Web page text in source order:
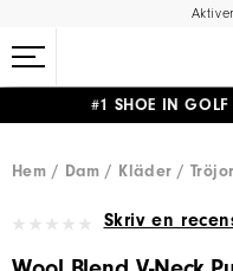
#1 SHOE IN
Hem
Dam Kläder
Skriv en